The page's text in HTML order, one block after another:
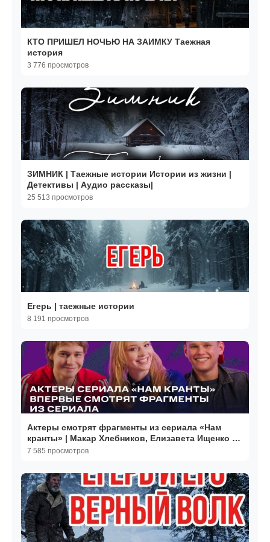
КТО ПРИШЕЛ НОЧЬЮ НА ЗАИМКУ Таежная
история
3 776 просмотров
ЗИМНИК | Таежные истории Истории из жизни |
Детективы | Аудио рассказы|
25 513 просмотров
Егерь | таежные истории
8 191 просмотров
Актеры смотрят фрагменты из сериала «Нам
кранты» | Макар Хлебников, Елизавета Ищенко и
Антон Шокалюк
7 585 просмотров